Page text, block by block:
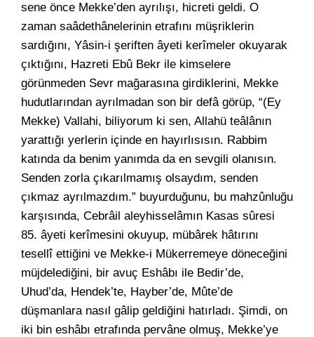
sene önce Mekke’den ayrılışı, hicreti geldi. O
zaman saâdethânelerinin etrafını müşriklerin
sardığını, Yâsin-i şeriften âyeti kerîmeler okuyarak
çıktığını, Hazreti Ebû Bekr ile kimselere
görünmeden Sevr mağarasına girdiklerini, Mekke
hudutlarından ayrılmadan son bir defâ görüp, “(Ey
Mekke) Vallahi, biliyorum ki sen, Allahü teâlânın
yarattığı yerlerin içinde en hayırlısısın. Rabbim
katında da benim yanımda da en sevgili olanısın.
Senden zorla çıkarılmamış olsaydım, senden
çıkmaz ayrılmazdım.” buyurduğunu, bu mahzûnluğu
karşısında, Cebrâil aleyhisselâmın Kasas sûresi
85. âyeti kerîmesini okuyup, mübârek hâtırını
tesellî ettiğini ve Mekke-i Mükerremeye döneceğini
müjdelediğini, bir avuç Eshâbı ile Bedir’de,
Uhud’da, Hendek’te, Hayber’de, Mûte’de
düşmanlara nasıl gâlip geldiğini hatırladı. Şimdi, on
iki bin eshâbı etrafında pervâne olmuş, Mekke’ye